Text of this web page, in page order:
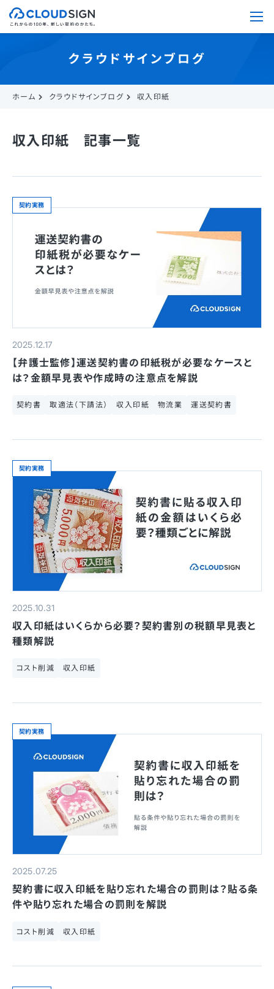
クラウドサインブログ
ホーム クラウドサインブログ 収入印紙
収入印紙 記事一覧
契約実務
2025.12.17
【弁護士監修】運送契約書の印紙税が必要なケースと
は？金額早見表や作成時の注意点を解説
契約書 取適法（下請法） 収入印紙 物流業 運送契約書
契約実務
2025.10.31
収入印紙はいくらから必要？契約書別の税額早見表と
種類解説
コスト削減 収入印紙
契約実務
2025.07.25
契約書に収入印紙を貼り忘れた場合の罰則は？貼る条
件や貼り忘れた場合の罰則を解説
コスト削減 収入印紙